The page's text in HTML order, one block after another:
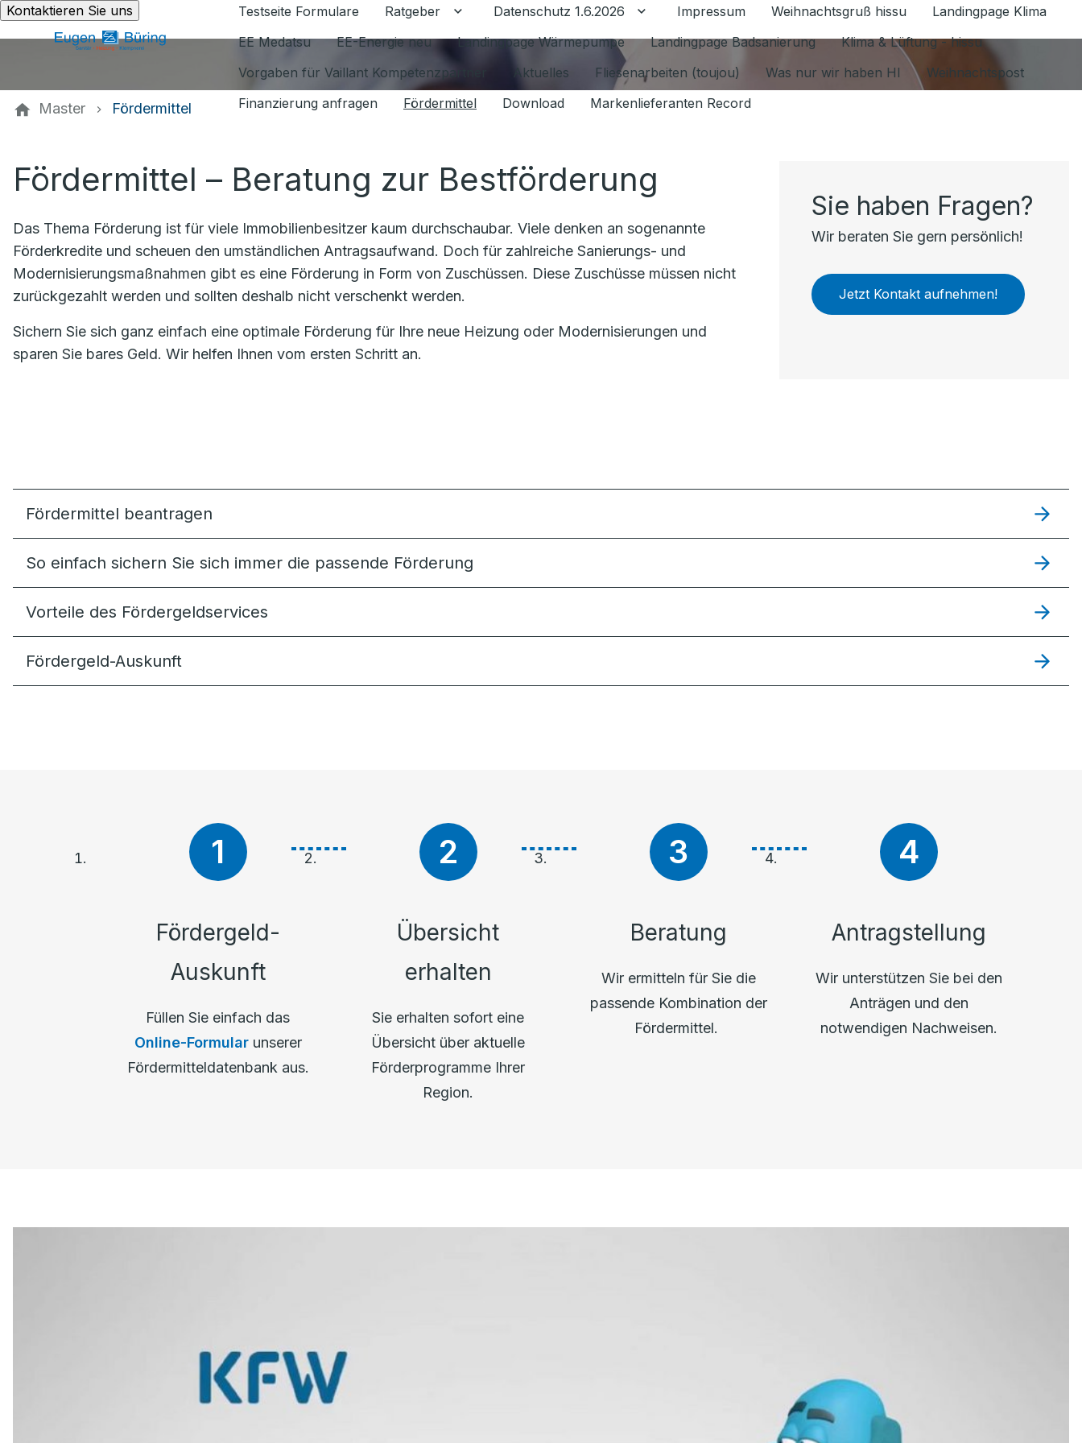
Kontaktieren Sie uns Testseite Formulare Ratgeber Untermenü für Ratgeber umschalten
Datenschutz 1.6.2026 Untermenü für Datenschutz 1.6.2026 umschalten
Impressum Weihnachtsgruß hissu
Landingpage Klima
EE Medatsu
EE-Energie neu Landingpage Wärmepumpe Landingpage Badsanierung
Klima & Lüftung - hissu
Vorgaben für Vaillant Kompetenzpartner
Aktuelles Fliesenarbeiten (toujou) Was nur wir haben HI
Weihnachtspost
Finanzierung anfragen
Fördermittel Download Markenlieferanten Record
Master Fördermittel
Fördermittel – Beratung zur Bestförderung
Das Thema Förderung ist für viele Immobilienbesitzer kaum durchschaubar. Viele denken an sogenannte
Förderkredite und scheuen den umständlichen Antragsaufwand. Doch für zahlreiche Sanierungs- und
Modernisierungsmaßnahmen gibt es eine Förderung in Form von Zuschüssen. Diese Zuschüsse müssen nicht
zurückgezahlt werden und sollten deshalb nicht verschenkt werden.
Sichern Sie sich ganz einfach eine optimale Förderung für Ihre neue Heizung oder Modernisierungen und
sparen Sie bares Geld. Wir helfen Ihnen vom ersten Schritt an.
Sie haben Fragen?
Wir beraten Sie gern persönlich!
Jetzt Kontakt aufnehmen!
Fördermittel beantragen
So einfach sichern Sie sich immer die passende Förderung
Vorteile des Fördergeldservices
Fördergeld-Auskunft
Fördergeld-
Auskunft
Füllen Sie einfach das
Online-Formularunserer
Fördermitteldatenbank aus.
Übersicht
erhalten
Sie erhalten sofort eine
Übersicht über aktuelle
Förderprogramme Ihrer
Region.
Beratung
Wir ermitteln für Sie die
passende Kombination der
Fördermittel.
Antragstellung
Wir unterstützen Sie bei den
Anträgen und den
notwendigen Nachweisen.